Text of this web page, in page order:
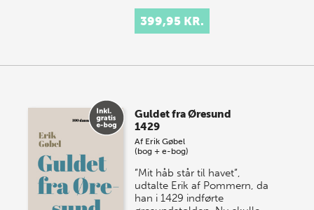
399,95 KR.
Guldet fra Øresund
1429
Af Erik Gøbel
(bog + e-bog)
”Mit håb står til havet”,
udtalte Erik af Pommern, da
han i 1429 indførte